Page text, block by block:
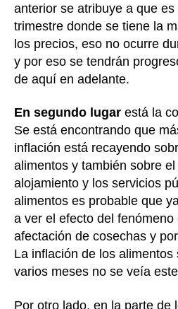
anterior se atribuye a que
trimestre donde se tiene la
los precios, eso no ocurre
y por eso se tendrán
de aquí en adelante.
En segundo lugar está la
Se está encontrando que
inflación está recayendo
alimentos y también sobre el
alojamiento y los servicios
alimentos es probable que
a ver el efecto del fenómeno
afectación de cosechas y
La inflación de los
varios meses no se veía
Por otro lado, en la parte de